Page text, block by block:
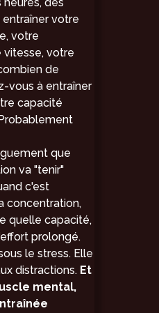
votre
votre
vitesse, votre
de
vous à entraîner
capacité
que
va "tenir"
c'est
concentration,
quelle capacité,
prolongé.
le stress. Elle
distractions. Et
mental,